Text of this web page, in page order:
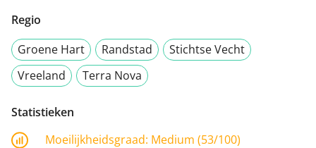
Regio
Groene Hart
Randstad
Stichtse Vecht
Vreeland
Terra Nova
Statistieken
Moeilijkheidsgraad: Medium (53/100)